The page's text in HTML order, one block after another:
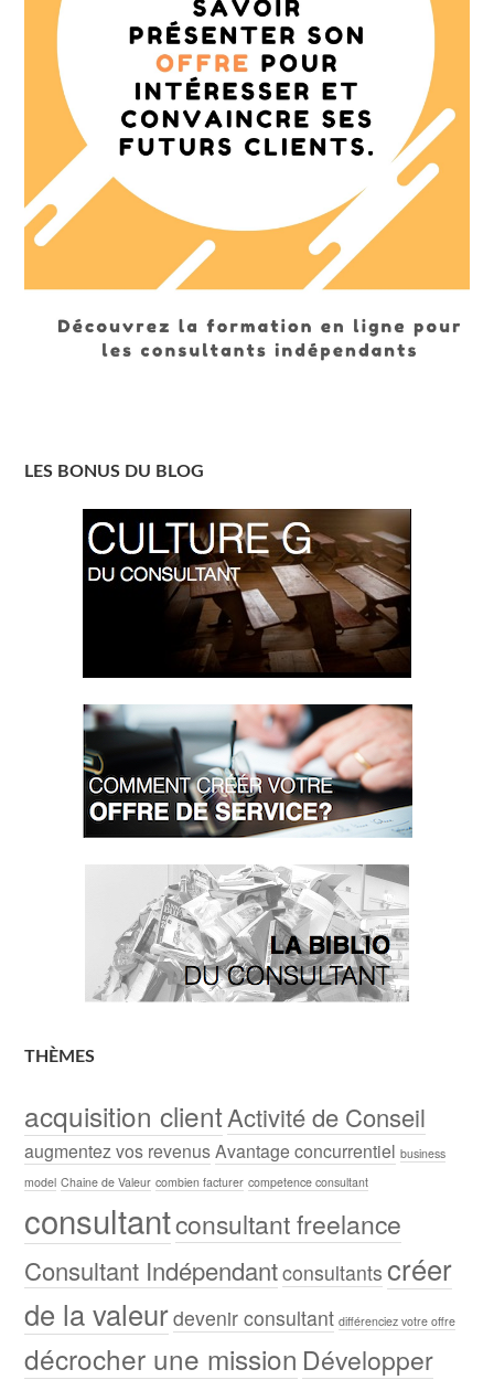
LES BONUS DU BLOG
THÈMES
acquisition clientActivité de Conseil
augmentez vos revenusAvantage concurrentiel business
model Chaine de Valeur combien facturer competence consultant
consultantconsultant freelance
Consultant Indépendantconsultants créer
de la valeurdevenir consultant différenciez votre offre
décrocher une mission Développer